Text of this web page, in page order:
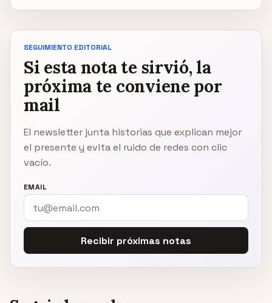
SEGUIMIENTO EDITORIAL
Si esta nota te sirvió, la
próxima te conviene por
mail
El newsletter junta historias que explican mejor
el presente y evita el ruido de redes con clic
vacío.
EMAIL
Recibir próximas notas